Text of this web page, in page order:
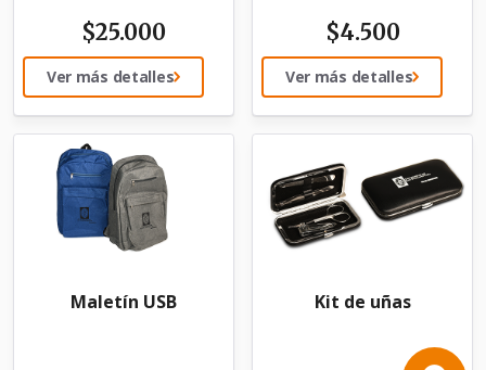
$25.000
Ver más detalles
$4.500
Ver más detalles
Maletín USB Kit de uñas